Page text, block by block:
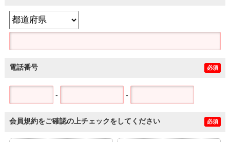
電話番号 必須
- -
会員規約をご確認の上チェックをしてください 必須